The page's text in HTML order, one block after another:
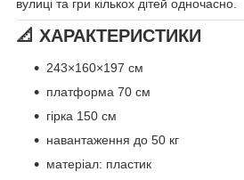
вулиці та гри кількох дітей одночасно.
📐 ХАРАКТЕРИСТИКИ
243×160×197 см
платформа 70 см
гірка 150 см
навантаження до 50 кг
матеріал: пластик